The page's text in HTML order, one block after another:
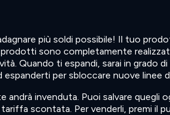
più soldi possibile! Il tuo
sono completamente
Quando ti espandi, sarai in grado di
per sbloccare nuove linee
invenduta. Puoi salvare quegli
scontata. Per venderli, premi il